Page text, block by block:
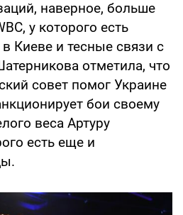
наверное, больше
у которого есть
Киеве и тесные связи с
отметила, что
совет помог Украине
бои своему
веса Артуру
есть еще и